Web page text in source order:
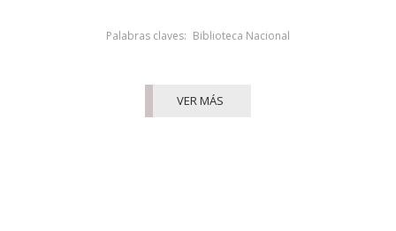
Palabras claves: Biblioteca Nacional
VER MÁS